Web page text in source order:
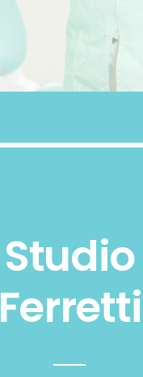
Studio
Ferretti